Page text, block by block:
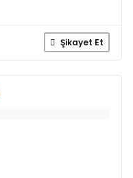
Şikayet Et